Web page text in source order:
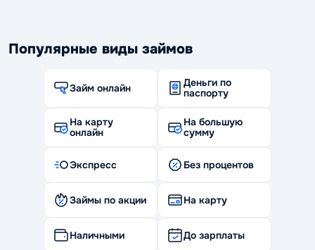
Популярные виды займов
Займ онлайн
Деньги по
паспорту
На карту
онлайн
На большую
сумму
Экспресс Без процентов
Займы по акции На карту
Наличными До зарплаты